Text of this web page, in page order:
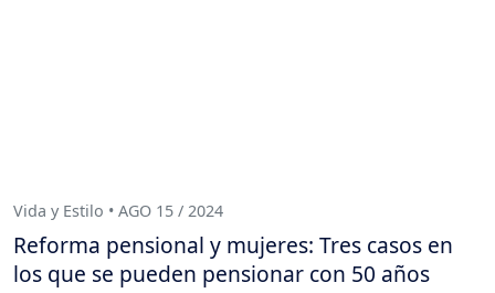
Vida y Estilo • AGO 15 / 2024
Reforma pensional y mujeres: Tres casos en
los que se pueden pensionar con 50 años